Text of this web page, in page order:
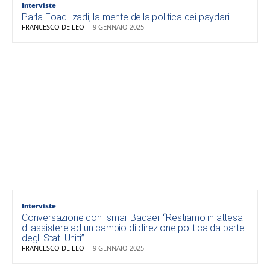
Interviste
Parla Foad Izadi, la mente della politica dei paydari
FRANCESCO DE LEO - 9 GENNAIO 2025
Interviste
Conversazione con Ismail Baqaei: “Restiamo in attesa
di assistere ad un cambio di direzione politica da parte
degli Stati Uniti”
FRANCESCO DE LEO - 9 GENNAIO 2025